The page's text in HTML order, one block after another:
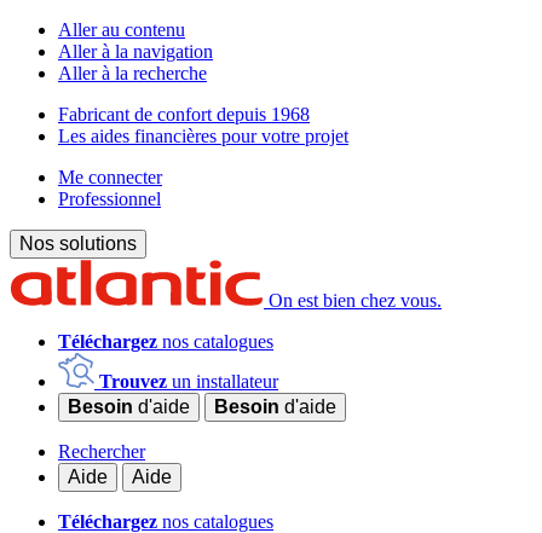
Aller au contenu
Aller à la navigation
Aller à la recherche
Fabricant de confort depuis 1968
Les aides financières pour votre projet
Me connecter
Professionnel
Nos solutions
On est bien chez vous.
Téléchargez nos catalogues
Trouvez un installateur
Besoin d'aide Besoin d'aide
Rechercher
Aide
Aide
Téléchargez nos catalogues